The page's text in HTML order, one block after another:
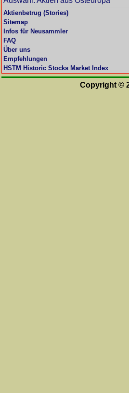
Aktienbetrug (Stories)
Sitemap
Infos für Neusammler
FAQ
Über uns
Empfehlungen
HSTM Historic Stocks Market Index
Copyright ©